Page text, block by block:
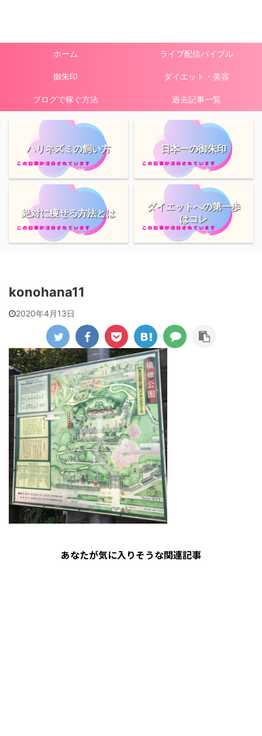
ホーム ライブ配信バイブル
御朱印 ダイエット・美容
ブログで稼ぐ方法 過去記事一覧
ハリネズミの飼い方 日本一の御朱印
絶対に痩せる方法とは
ダイエットへの第一歩
はコレ
konohana11
2020年4月13日
あなたが気に入りそうな関連記事